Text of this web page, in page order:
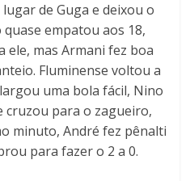
de Guga e deixou o
empatou aos 18,
ele, mas Armani fez boa
Fluminense voltou a
uma bola fácil, Nino
cruzou para o zagueiro,
minuto, André fez pênalti
para fazer o 2 a 0.